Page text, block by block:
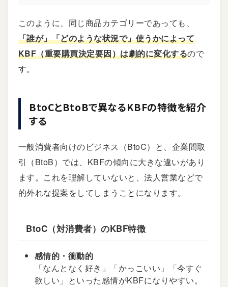
このように、同じ商品カテゴリーであっても、
「誰が」「どのような状況で」使うかによって
KBF（重要購買決定要因）は劇的に変化するので
す。
BtoCとBtoBで異なるKBFの特徴を紹介
する
一般消費者向けのビジネス（BtoC）と、企業間取
引（BtoB）では、KBFの傾向に大きな違いがあり
ます。これを理解していないと、法人営業などで
的外れな提案をしてしまうことになります。
BtoC（対消費者）のKBF特徴
感情的・衝動的
「なんとなく好き」「かっこいい」「今すぐ
欲しい」といった感情がKBFになりやすい。